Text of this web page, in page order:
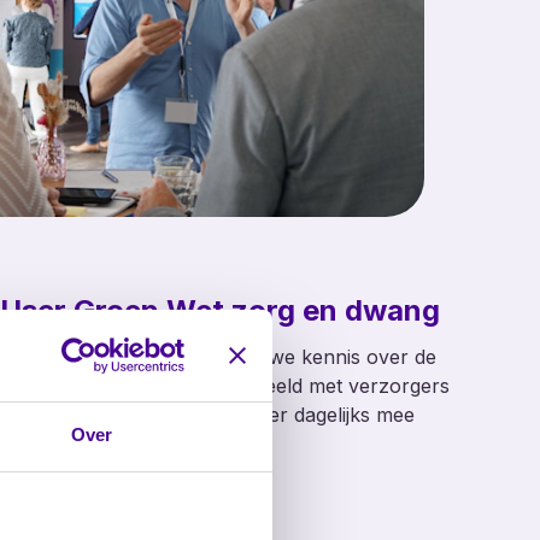
Over
User Groep Wet zorg en dwang
Samen met gebruikers delen we kennis over de
Wet zorg en dwang. Bijvoorbeeld met verzorgers
of Wzd-functionarissen die hier dagelijks mee
werken.